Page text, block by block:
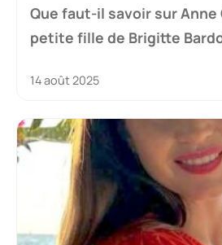
Que faut-il savoir sur Anne
petite fille de Brigitte
14 août 2025